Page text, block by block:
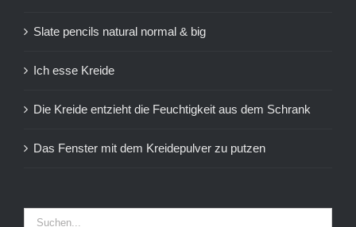
Slate pencils natural normal & big
Ich esse Kreide
Die Kreide entzieht die Feuchtigkeit aus dem Schrank
Das Fenster mit dem Kreidepulver zu putzen